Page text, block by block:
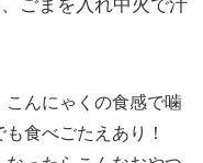
ごまを入れ中火で汁
んにゃくの食感で噛
も食べごたえあり！